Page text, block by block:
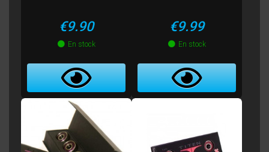
Price
€9.90
En stock
Price
€9.99
En stock